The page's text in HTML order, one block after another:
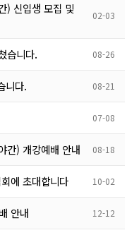
) 신입생 모집 및
02-03
습니다. 08-26
니다. 08-21
07-08
간) 개강예배 안내 08-18
에 초대합니다 10-02
안내 12-12